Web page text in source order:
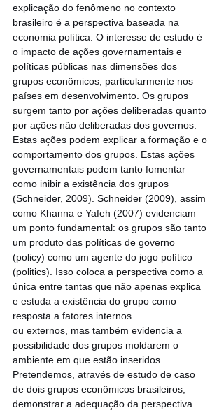
explicação do fenômeno no contexto
brasileiro é a perspectiva baseada na
economia política. O interesse de estudo é
o impacto de ações governamentais e
políticas públicas nas dimensões dos
grupos econômicos, particularmente nos
países em desenvolvimento. Os grupos
surgem tanto por ações deliberadas quanto
por ações não deliberadas dos governos.
Estas ações podem explicar a formação e o
comportamento dos grupos. Estas ações
governamentais podem tanto fomentar
como inibir a existência dos grupos
(Schneider, 2009). Schneider (2009), assim
como Khanna e Yafeh (2007) evidenciam
um ponto fundamental: os grupos são tanto
um produto das políticas de governo
(policy) como um agente do jogo político
(politics). Isso coloca a perspectiva como a
única entre tantas que não apenas explica
e estuda a existência do grupo como
resposta a fatores internos
ou externos, mas também evidencia a
possibilidade dos grupos moldarem o
ambiente em que estão inseridos.
Pretendemos, através de estudo de caso
de dois grupos econômicos brasileiros,
demonstrar a adequação da perspectiva